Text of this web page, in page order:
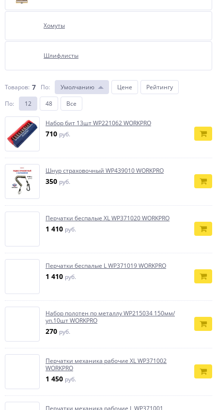
Хомуты
Шлифлисты
Товаров: 7 По: Умолчанию Цене
Рейтингу
По: 12 48 Все
Набор бит 13шт WP221062 WORKPRO
710 руб.
Шнур страховочный WP439010 WORKPRO
350 руб.
Перчатки беспалые XL WP371020 WORKPRO
1 410 руб.
Перчатки беспалые L WP371019 WORKPRO
1 410 руб.
Набор полотен по металлу WP215034 150мм/
уп.10шт WORKPRO
270 руб.
Перчатки механика рабочие XL WP371002
WORKPRO
1 450 руб.
Перчатки механика рабочие L WP371001